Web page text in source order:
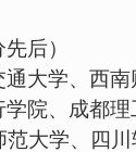
后）
大学、西
院、成都
大学、四